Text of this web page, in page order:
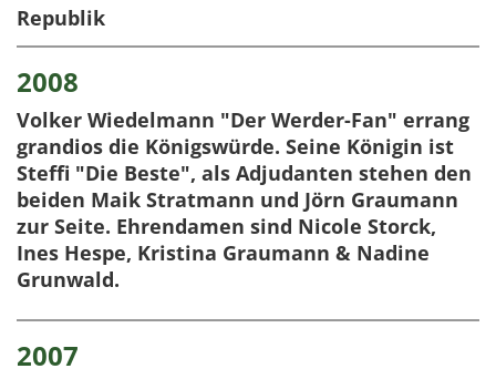
Republik
2008
Volker Wiedelmann "Der Werder-Fan" errang
grandios die Königswürde. Seine Königin ist
Steffi "Die Beste", als Adjudanten stehen den
beiden Maik Stratmann und Jörn Graumann
zur Seite. Ehrendamen sind Nicole Storck,
Ines Hespe, Kristina Graumann & Nadine
Grunwald.
2007